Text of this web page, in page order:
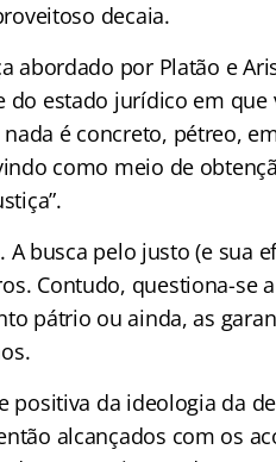
decaia.
abordado por Platão e
estado jurídico em que
é concreto, pétreo,
como meio de
busca pelo justo (e sua
Contudo, questiona-se
pátrio ou ainda, as
positiva da ideologia da
alcançados com os